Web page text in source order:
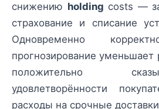
снижению holding costs —
страхование и списание
Одновременно
прогнозирование уменьшает
положительно
удовлетворённости
расходы на срочные